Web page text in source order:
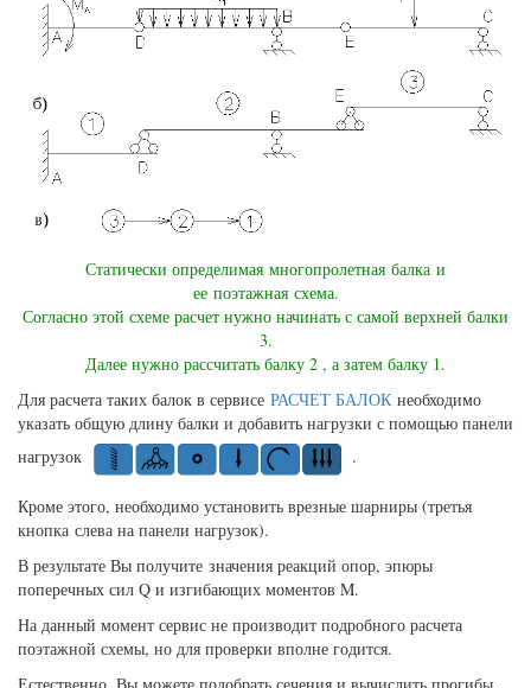
Статически определимая многопролетная балка и
ее поэтажная схема.
Согласно этой схеме расчет нужно начинать с самой верхней балки
3.
Далее нужно рассчитать балку 2 , а затем балку 1.
Для расчета таких балок в сервисе РАСЧЕТ БАЛОКнеобходимо
указать общую длину балки и добавить нагрузки с помощью панели
нагрузок
.
Кроме этого, необходимо установить врезные шарниры (третья
кнопка слева на панели нагрузок).
В результате Вы получите значения реакций опор, эпюры
поперечных сил Q и изгибающих моментов M.
На данный момент сервис не производит подробного расчета
поэтажной схемы, но для проверки вполне годится.